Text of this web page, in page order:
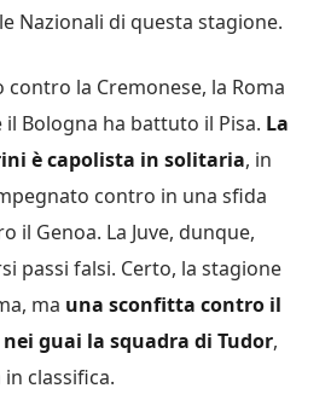
Nazionali di questa stagione.
contro la Cremonese, la Roma
il Bologna ha battuto il Pisa. La
è capolista in solitaria, in
contro in una sfida
il Genoa. La Juve, dunque,
passi falsi. Certo, la stagione
ma una sconfitta contro il
guai la squadra di Tudor,
classifica.